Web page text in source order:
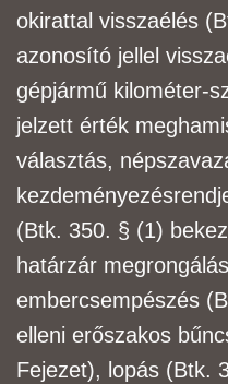
okirattal visszaélés
azonosító jellel
gépjármű kilométer-
jelzett érték
választás,
kezdeményezés
(Btk. 350. § (1)
határzár
embercsempészés
elleni erőszakos
Fejezet), lopás (Btk.